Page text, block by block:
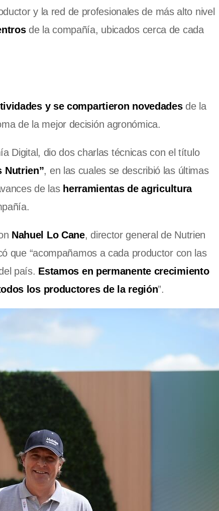
y la red de profesionales de más alto nivel
de la compañía, ubicados cerca de cada
y se compartieron novedadesde la
de la mejor decisión agronómica.
Digital, dio dos charlas técnicas con el título
Nutrien”, en las cuales se describió las últimas
de lasherramientas de agricultura
Nahuel Lo Cane, director general de Nutrien
que “acompañamos a cada productor con las
país. Estamos en permanente crecimiento
los productores de la región”.